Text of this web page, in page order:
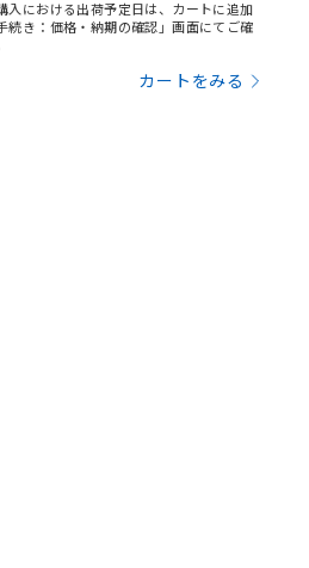
入における出荷予定日は、カートに追加
続き：価格・納期の確認」画面にてご確
カートをみる